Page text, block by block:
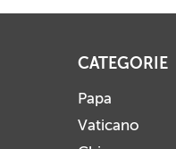
CATEGORIE
Papa
Vaticano